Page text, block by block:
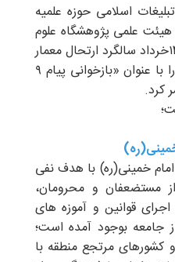
اسلامی حوزه علمیه
علمی پژوهشگاه علوم
و فرهنگ اسلامی به مناسبت ۱۴خرداد سالگرد ارتحال معمار
کبیر انقلاب اسلامی یادداشتی را با عنوان «بازخوانی پیام ۹
کرد.
امام خمینی(ره) با هدف نفی
مستضعفان و محرومان،
قوانین و آموزه های
جامعه بوجود آمده است؛
کشورهای مرتجع منطقه با